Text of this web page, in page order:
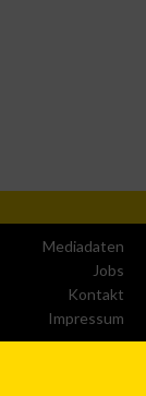
Mediadaten
Jobs
Kontakt
Impressum
oder